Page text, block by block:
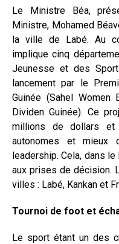
Le Ministre Béa,
Ministre, Mohamed
la ville de Labé. Au
implique cinq
Jeunesse et des
lancement par le
Guinée (Sahel Women
Dividen Guinée). Ce
millions de dollars et
autonomes et mieux
leadership. Cela, dans
aux prises de décision.
villes : Labé, Kankan et
Tournoi de foot et
Le sport étant un des